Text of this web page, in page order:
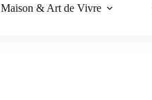
Maison & Art de Vivre